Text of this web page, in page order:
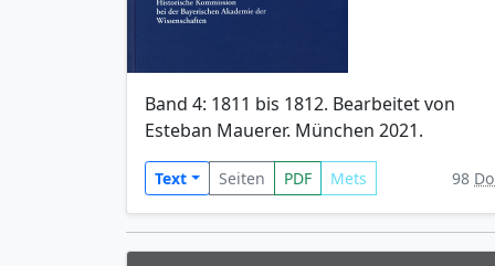
Band 4: 1811 bis 1812. Bearbeitet von
Esteban Mauerer. München 2021.
Text Seiten PDF Mets 98